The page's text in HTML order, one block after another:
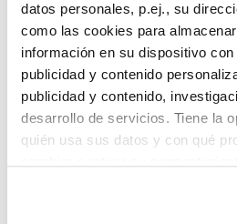
datos personales, p.ej., su
como las cookies para
información en su dispositivo
publicidad y contenido
publicidad y contenido,
desarrollo de servicios. Tiene la
quién usa sus datos y con qué
Lo sentimos, no
te hemos traido
Pero puedes encontrar el
buscando en alguno de estos